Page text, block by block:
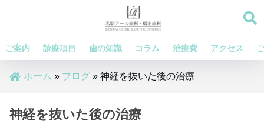
ご案内 診療項目 歯の知識 コラム 治療費 アクセス
ホーム » ブログ » 神経を抜いた後の治療
神経を抜いた後の治療